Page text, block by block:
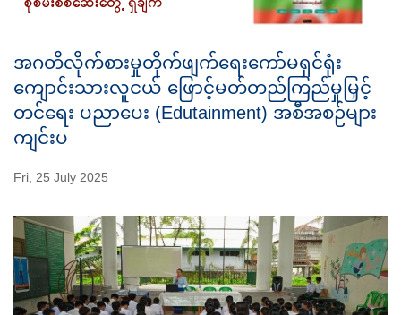
အဂတိလိုက်စားမှုတိုက်ဖျက်ရေးကော်မရှင်ရုံး
ကျောင်းသားလူငယ် ဖြောင့်မတ်တည်ကြည်မှုမြှင့်
တင်ရေး ပညာပေး (Edutainment) အစီအစဉ်များ
ကျင်းပ
Fri, 25 July 2025